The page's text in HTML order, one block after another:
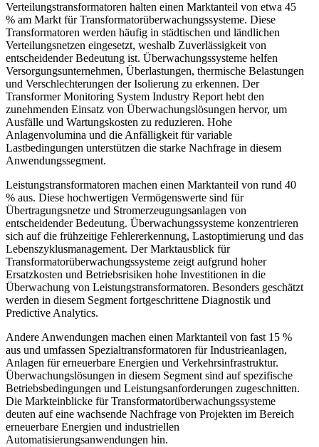
Verteilungstransformatoren halten einen Marktanteil von etwa 45
% am Markt für Transformatorüberwachungssysteme. Diese
Transformatoren werden häufig in städtischen und ländlichen
Verteilungsnetzen eingesetzt, weshalb Zuverlässigkeit von
entscheidender Bedeutung ist. Überwachungssysteme helfen
Versorgungsunternehmen, Überlastungen, thermische Belastungen
und Verschlechterungen der Isolierung zu erkennen. Der
Transformer Monitoring System Industry Report hebt den
zunehmenden Einsatz von Überwachungslösungen hervor, um
Ausfälle und Wartungskosten zu reduzieren. Hohe
Anlagenvolumina und die Anfälligkeit für variable
Lastbedingungen unterstützen die starke Nachfrage in diesem
Anwendungssegment.
Leistungstransformatoren machen einen Marktanteil von rund 40
% aus. Diese hochwertigen Vermögenswerte sind für
Übertragungsnetze und Stromerzeugungsanlagen von
entscheidender Bedeutung. Überwachungssysteme konzentrieren
sich auf die frühzeitige Fehlererkennung, Lastoptimierung und das
Lebenszyklusmanagement. Der Marktausblick für
Transformatorüberwachungssysteme zeigt aufgrund hoher
Ersatzkosten und Betriebsrisiken hohe Investitionen in die
Überwachung von Leistungstransformatoren. Besonders geschätzt
werden in diesem Segment fortgeschrittene Diagnostik und
Predictive Analytics.
Andere Anwendungen machen einen Marktanteil von fast 15 %
aus und umfassen Spezialtransformatoren für Industrieanlagen,
Anlagen für erneuerbare Energien und Verkehrsinfrastruktur.
Überwachungslösungen in diesem Segment sind auf spezifische
Betriebsbedingungen und Leistungsanforderungen zugeschnitten.
Die Markteinblicke für Transformatorüberwachungssysteme
deuten auf eine wachsende Nachfrage von Projekten im Bereich
erneuerbare Energien und industriellen
Automatisierungsanwendungen hin.